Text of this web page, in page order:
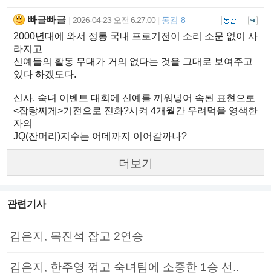
빠글빠글 2026-04-23 오전 6:27:00 동감 8
2000년대에 와서 정통 국내 프로기전이 소리 소문 없이 사
라지고
신예들의 활동 무대가 거의 없다는 것을 그대로 보여주고
있다 하겠도다.
신사, 숙녀 이벤트 대회에 신예를 끼워넣어 속된 표현으로
<잡탕찌게>기전으로 진화?시켜 4개월간 우려먹을 영색한
자의
JQ(잔머리)지수는 어데까지 이어갈까나?
더보기
관련기사
김은지, 목진석 잡고 2연승
김은지, 한주영 꺾고 숙녀팀에 소중한 1승 선..